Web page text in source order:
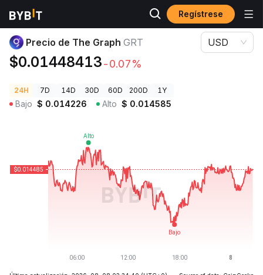
Regístrese
Precios de Criptomonedas Precio de The Graph GRT
Precio de The Graph GRT
$0.01448413-0.07%
USD
24H 7D 14D 30D 60D 200D 1Y
Bajo $ 0.014226 Alto $ 0.014585